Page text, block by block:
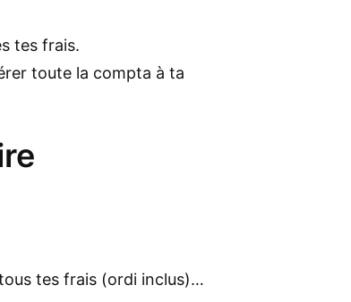
tes frais.
toute la compta à ta
tes frais (ordi inclus)…